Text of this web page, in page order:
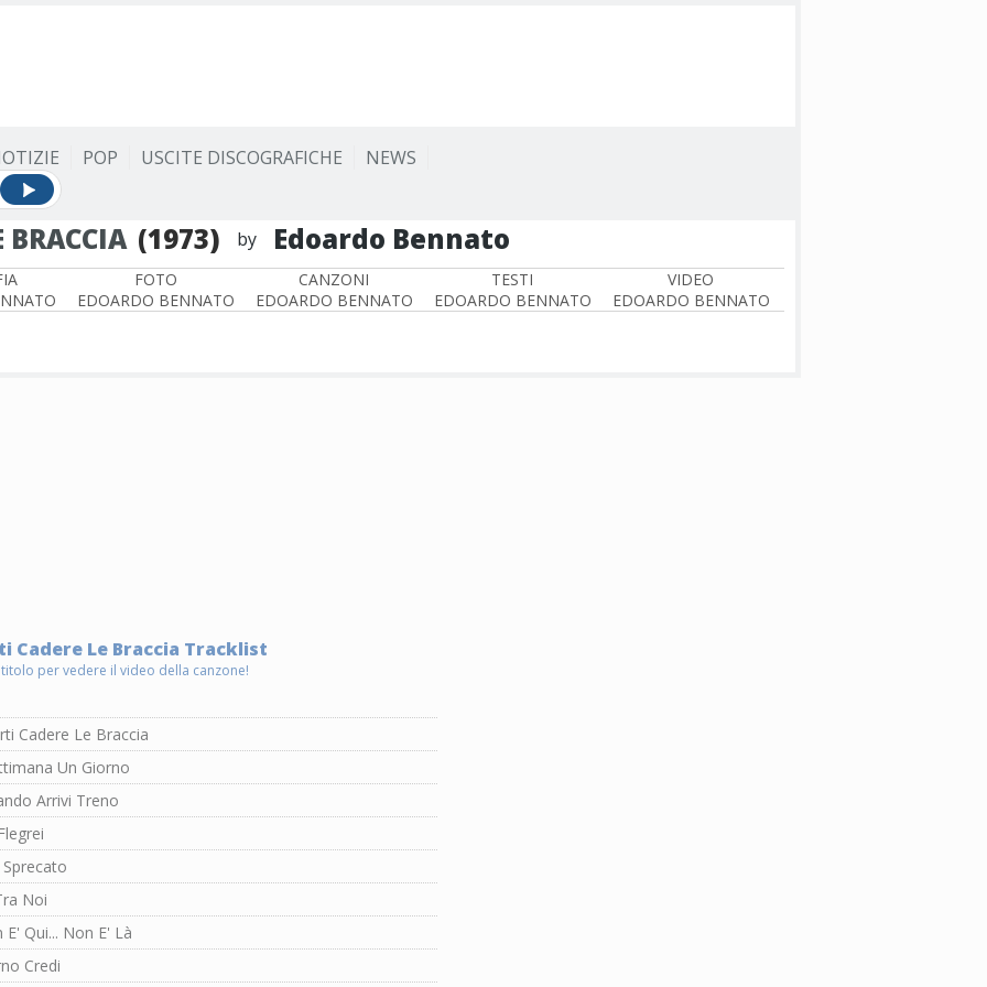
POP USCITE DISCOGRAFICHE NEWS
BRACCIA (1973) by Edoardo Bennato
FOTO
EDOARDO BENNATO
CANZONI
EDOARDO BENNATO
TESTI
EDOARDO BENNATO
VIDEO
EDOARDO BENNATO
Cadere Le Braccia Tracklist
titolo per vedere il video della canzone!
Cadere Le Braccia
Un Giorno
Arrivi Treno
Noi
E' Qui... Non E' Là
Credi